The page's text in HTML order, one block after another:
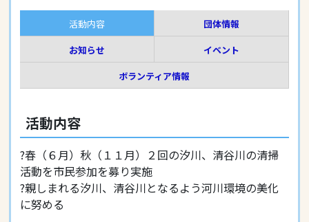
活動内容
団体情報
お知らせ
イベント
ボランティア情報
活動内容
?春（６月）秋（１１月）２回の汐川、清谷川の清掃
活動を市民参加を募り実施
?親しまれる汐川、清谷川となるよう河川環境の美化
に努める